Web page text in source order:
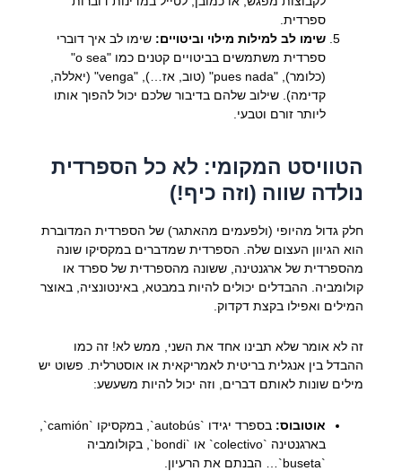
ספרדית.
שימו לב למילות מילוי וביטויים: שימו לב איך דוברי
ספרדית משתמשים בביטויים קטנים כמו "o sea"
(כלומר), "pues nada" (טוב, אז…), "venga" (יאללה,
קדימה). שילוב שלהם בדיבור שלכם יכול להפוך אותו
ליותר זורם וטבעי.
הטוויסט המקומי: לא כל הספרדית
נולדה שווה (וזה כיף!)
חלק גדול מהיופי (ולפעמים מהאתגר) של הספרדית המדוברת
הוא הגיוון העצום שלה. הספרדית שמדברים במקסיקו שונה
מהספרדית של ארגנטינה, ששונה מהספרדית של ספרד או
קולומביה. ההבדלים יכולים להיות במבטא, באינטונציה, באוצר
המילים ואפילו בקצת דקדוק.
זה לא אומר שלא תבינו אחד את השני, ממש לא! זה כמו
ההבדל בין אנגלית בריטית לאמריקאית או אוסטרלית. פשוט יש
מילים שונות לאותם דברים, וזה יכול להיות משעשע:
אוטובוס:
בספרד יגידו `autobús`, במקסיקו `camión`,
בארגנטינה `colectivo` או `bondi`, בקולומביה
`buseta`… הבנתם את הרעיון.